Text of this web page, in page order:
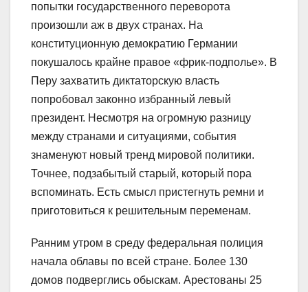
попытки государственного переворота
произошли аж в двух странах. На
конституционную демократию Германии
покушалось крайне правое «фрик-подполье». В
Перу захватить диктаторскую власть
попробовал законно избранный левый
президент. Несмотря на огромную разницу
между странами и ситуациями, события
знаменуют новый тренд мировой политики.
Точнее, подзабытый старый, который пора
вспоминать. Есть смысл пристегнуть ремни и
приготовиться к решительным переменам.
Ранним утром в среду федеральная полиция
начала облавы по всей стране. Более 130
домов подверглись обыскам. Арестованы 25